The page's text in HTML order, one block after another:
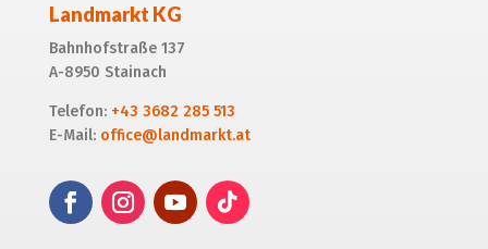
Landmarkt KG
Bahnhofstraße 137
A-8950 Stainach
Telefon: +43 3682 285 513
E-Mail: office@landmarkt.at